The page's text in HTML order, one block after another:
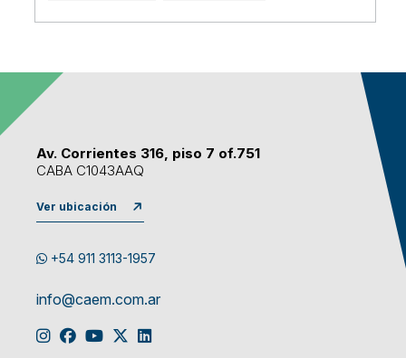
Av. Corrientes 316, piso 7 of.751
CABA C1043AAQ
Ver ubicación
+54 911 3113-1957
info@caem.com.ar